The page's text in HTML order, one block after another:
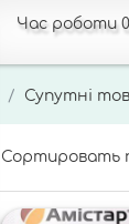
Час роботи
Супутні
Сортировать